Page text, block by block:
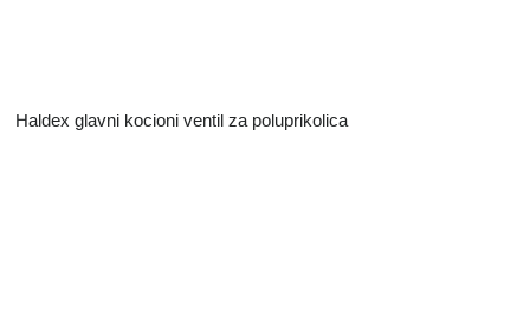
Haldex glavni kocioni ventil za poluprikolica